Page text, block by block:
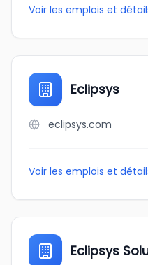
Voir les emplois et
Eclipsys
eclipsys.com
Voir les emplois et
Eclipsys